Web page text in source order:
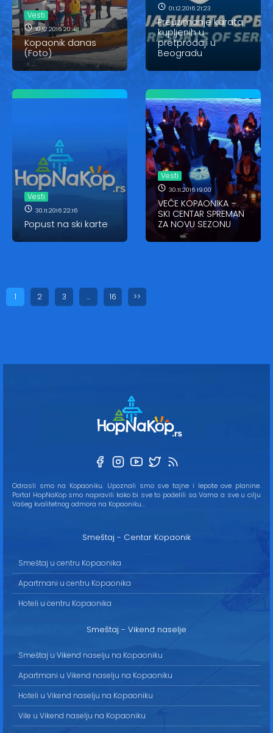
Vesti
10.12.2016 20:48
Kopaonik danas
(Foto)
01.12.2016 21:23
Preuzimanje karata
kupljenih u
pretprodaji u
Beogradu
Vesti
30.11.2016 22:16
Popust na ski karte
Vesti
30.11.2016 19:00
VEČE KOPAONIKA –
SKI CENTAR SPREMAN
ZA NOVU SEZONU
1 2 3 … 16 >>
Odrasli smo na Kopaoniku. Upoznali smo sve tajne i lepote ove planine.
Portal HopNaKop smo napravili kako bi sve to podelili sa Vama a sve u cilju
Vašeg kvalitetnog odmora na Kopaoniku...
Smeštaj - Centar Kopaonik
Smeštaj u centru Kopaonika
Apartmani u centru Kopaonika
Hoteli u centru Kopaonika
Smeštaj - Vikend naselje
Smeštaj u Vikend naselju na Kopaoniku
Apartmani u Vikend naselju na Kopaoniku
Hoteli u Vikend naselju na Kopaoniku
Vile u Vikend naselju na Kopaoniku